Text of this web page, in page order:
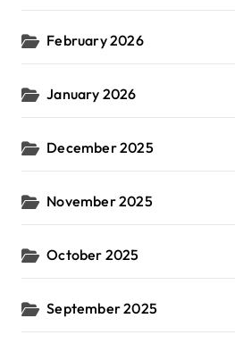
February 2026
January 2026
December 2025
November 2025
October 2025
September 2025